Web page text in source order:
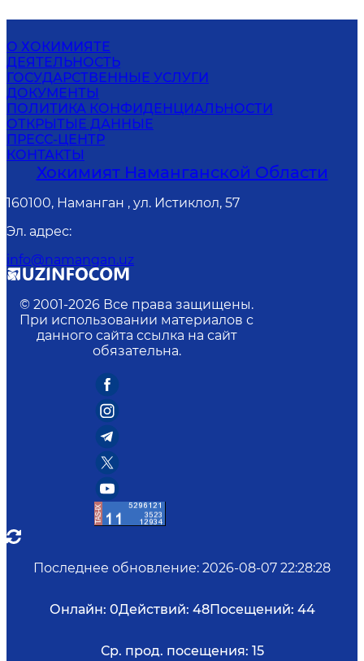
О ХОКИМИЯТЕ
ДЕЯТЕЛЬНОСТЬ
ГОСУДАРСТВЕННЫЕ УСЛУГИ
ДОКУМЕНТЫ
ПОЛИТИКА КОНФИДЕНЦИАЛЬНОСТИ
ОТКРЫТЫЕ ДАННЫЕ
ПРЕСС-ЦЕНТР
КОНТАКТЫ
Хокимият Наманганской Области
160100, Наманган , ул. Истиклол, 57
Эл. адрес:
info@namangan.uz
© 2001-2026 Все права защищены.
При использовании материалов с
данного сайта ссылка на сайт
обязательна.
Последнее обновление: 2026-08-07 22:28:28
Онлайн: 0Действий: 48Посещений: 44
Ср. прод. посещения: 15